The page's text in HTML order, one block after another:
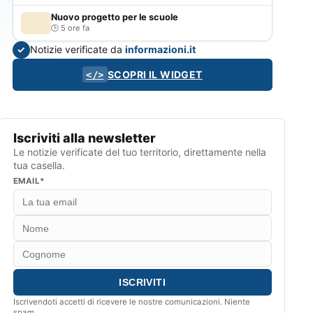
Nuovo progetto per le scuole
5 ore fa
✓ Notizie verificate da informazioni.it
</> SCOPRI IL WIDGET
Iscriviti alla newsletter
Le notizie verificate del tuo territorio, direttamente nella
tua casella.
EMAIL*
Iscrivendoti accetti di ricevere le nostre comunicazioni. Niente